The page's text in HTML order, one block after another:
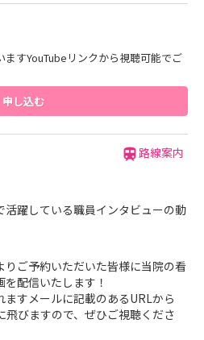
すYouTubeリンクから視聴可能でご
申し込む
路線案内
躍している職員インタビューの動
りご予約いただいた皆様に当院の看
配信いたします！
すメールに記載のあるURLから
びますので、ぜひご視聴くださ